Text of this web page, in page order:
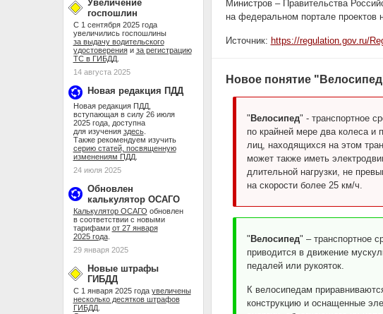
Увеличение
госпошлин
С 1 сентября 2025 года
увеличились госпошлины
за выдачу водительского
удостоверенияи за регистрацию
ТС в ГИБДД.
14 августа 2025
Новая редакция ПДД
Новая редакция ПДД,
вступающая в силу 26 июля
2025 года, доступна
для изучения здесь.
Также рекомендуем изучить
серию статей, посвященную
изменениям ПДД.
24 июля 2025
Обновлен
калькулятор ОСАГО
Калькулятор ОСАГО обновлен
в соответствии с новыми
тарифами от 27 января
2025 года.
29 января 2025
Новые штрафы
ГИБДД
С 1 января 2025 года увеличены
несколько десятков штрафов
ГИБДД.
Министров – Правительства
на федеральном портале проектов
Источник: https://regulation.gov.ru/
Новое понятие
" Велосипед" - транспортное
по крайней мере два колеса и
лиц, находящихся на этом
может также иметь
длительной нагрузки, не
на скорости более 25 км/ч.
" Велосипед" – транспортное
приводится в движение
педалей или рукояток.
К велосипедам
конструкцию и оснащенные